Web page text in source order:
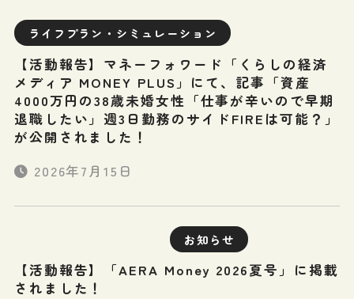
ライフプラン・シミュレーション
【活動報告】マネーフォワード「くらしの経済
メディア MONEY PLUS」にて、記事「資産
4000万円の38歳未婚女性「仕事が辛いので早期
退職したい」週3日勤務のサイドFIREは可能？」
が公開されました！
2026年7月15日
お知らせ
【活動報告】「AERA Money 2026夏号」に掲載
されました！